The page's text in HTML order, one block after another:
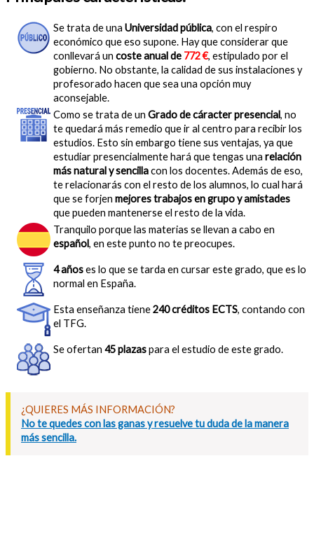
Se trata de una Universidad pública, con el respiro
económico que eso supone. Hay que considerar que
conllevará un coste anual de 772 €, estipulado por el
gobierno. No obstante, la calidad de sus instalaciones y
profesorado hacen que sea una opción muy
aconsejable.
Como se trata de un Grado de cáracter presencial, no
te quedará más remedio que ir al centro para recibir los
estudios. Esto sin embargo tiene sus ventajas, ya que
estudiar presencialmente hará que tengas una relación
más natural y sencillacon los docentes. Además de eso,
te relacionarás con el resto de los alumnos, lo cual hará
que se forjen mejores trabajos en grupo y amistades
que pueden mantenerse el resto de la vida.
Tranquilo porque las materias se llevan a cabo en
español, en este punto no te preocupes.
4 añoses lo que se tarda en cursar este grado, que es lo
normal en España.
Esta enseñanza tiene240 créditos ECTS, contando con
el TFG.
Se ofertan 45 plazaspara el estudio de este grado.
¿QUIERES MÁS INFORMACIÓN?
No te quedes con las ganas y resuelve tu duda de la manera
más sencilla.